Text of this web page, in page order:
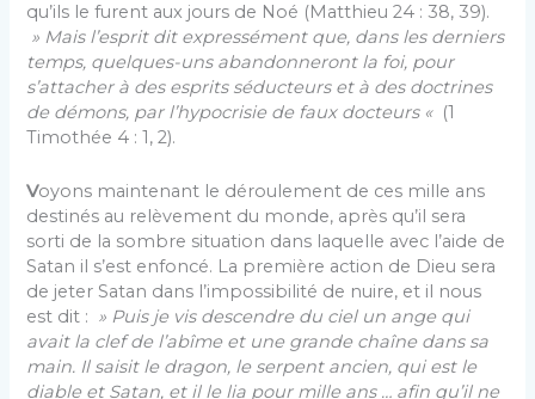
qu’ils le furent aux jours de Noé (Matthieu 24 : 38, 39).
» Mais l’esprit dit expressément que, dans les derniers
temps, quelques-uns abandonneront la foi, pour
s’attacher à des esprits séducteurs et à des doctrines
de démons, par l’hypocrisie de faux docteurs « (1
Timothée 4 : 1, 2).
Voyons maintenant le déroulement de ces mille ans
destinés au relèvement du monde, après qu’il sera
sorti de la sombre situation dans laquelle avec l’aide de
Satan il s’est enfoncé. La première action de Dieu sera
de jeter Satan dans l’impossibilité de nuire, et il nous
est dit : » Puis je vis descendre du ciel un ange qui
avait la clef de l’abîme et une grande chaîne dans sa
main. Il saisit le dragon, le serpent ancien, qui est le
diable et Satan, et il le lia pour mille ans … afin qu’il ne